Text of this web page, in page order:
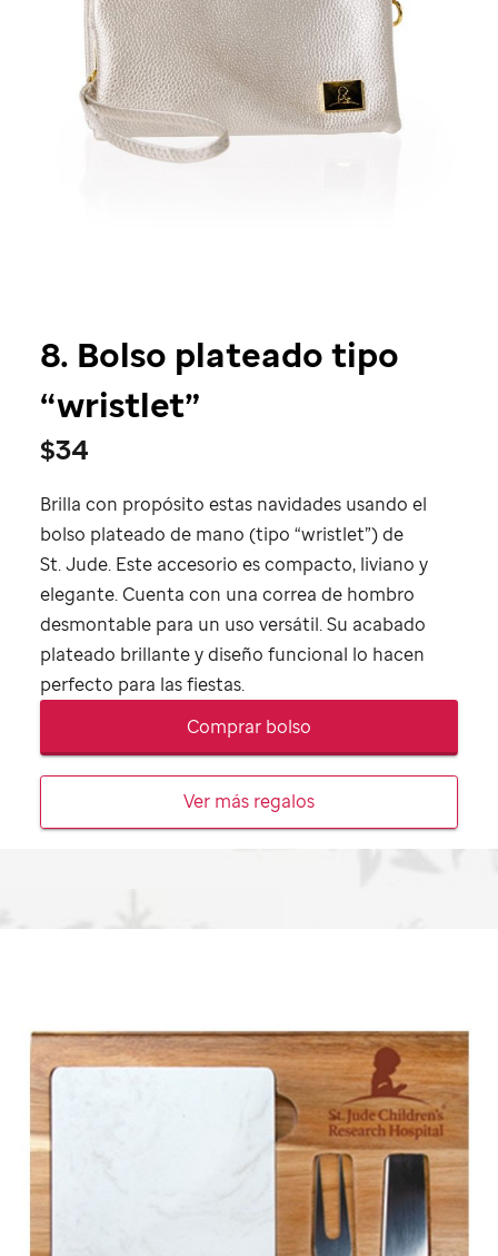
8. Bolso plateado tipo
“wristlet”
$34
Brilla con propósito estas navidades usando el
bolso plateado de mano (tipo “wristlet”) de
St. Jude. Este accesorio es compacto, liviano y
elegante. Cuenta con una correa de hombro
desmontable para un uso versátil. Su acabado
plateado brillante y diseño funcional lo hacen
perfecto para las fiestas.
Comprar bolso
Ver más regalos